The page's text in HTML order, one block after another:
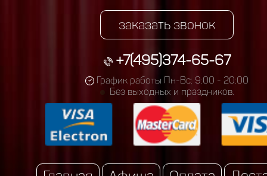
заказать звонок
+7(495)374-65-67
График работы Пн-Вс: 9:00 - 20:00
Без выходных и праздников.